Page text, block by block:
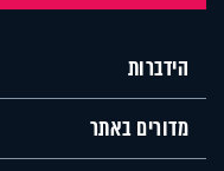
הידברות
מדורים באתר